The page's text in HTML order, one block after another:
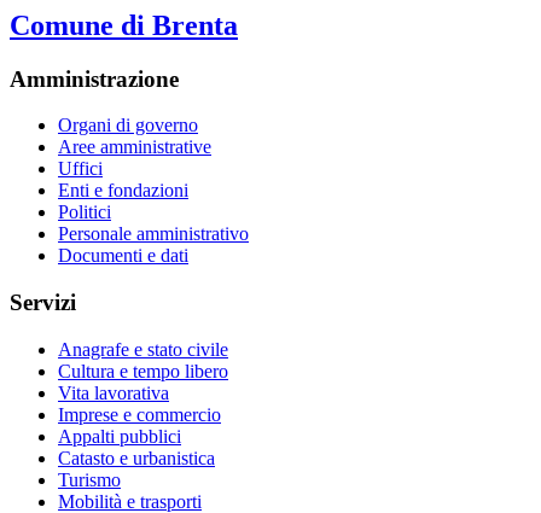
Comune di Brenta
Amministrazione
Organi di governo
Aree amministrative
Uffici
Enti e fondazioni
Politici
Personale amministrativo
Documenti e dati
Servizi
Anagrafe e stato civile
Cultura e tempo libero
Vita lavorativa
Imprese e commercio
Appalti pubblici
Catasto e urbanistica
Turismo
Mobilità e trasporti